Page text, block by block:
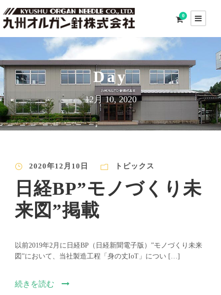
0
Day
12月 10, 2020
2020年12月10日 トピックス
日経BP”モノづくり未
来図”掲載
以前2019年2月に日経BP（日経新聞電子版）”モノづくり未来
図”において、当社製造工程「身の丈IoT」につい […]
続きを読む